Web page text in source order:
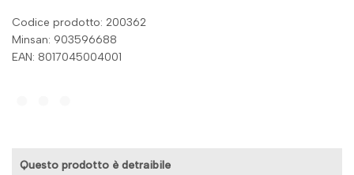
Codice prodotto: 200362
Minsan: 903596688
EAN: 8017045004001
Questo prodotto è detraibile